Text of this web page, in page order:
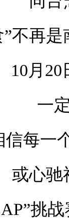
不再
10月20
一
信每一
或心驰
挑